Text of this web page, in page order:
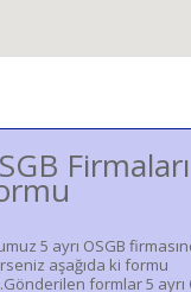
5 ayrı OSGB
aşağıda ki formu
formlar 5 ayrı